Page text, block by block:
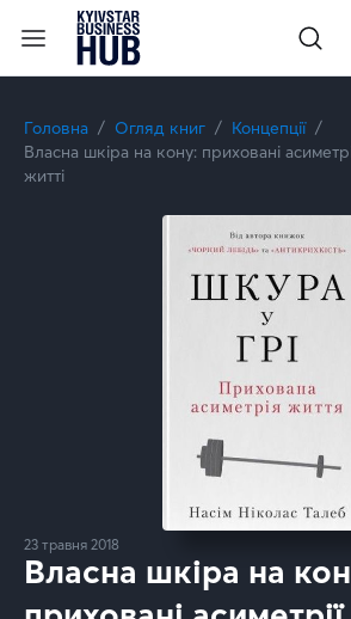
Головна Огляд книг
Концепції
Власна шкіра на кону: приховані
житті
23 травня 2018
Власна шкіра на